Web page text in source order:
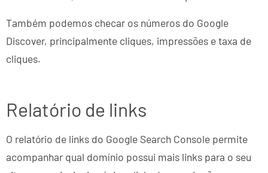
Também podemos checar os números do Google
Discover, principalmente cliques, impressões e taxa de
cliques.
Relatório de links
O relatório de links do Google Search Console permite
acompanhar qual domínio possui mais links para o seu